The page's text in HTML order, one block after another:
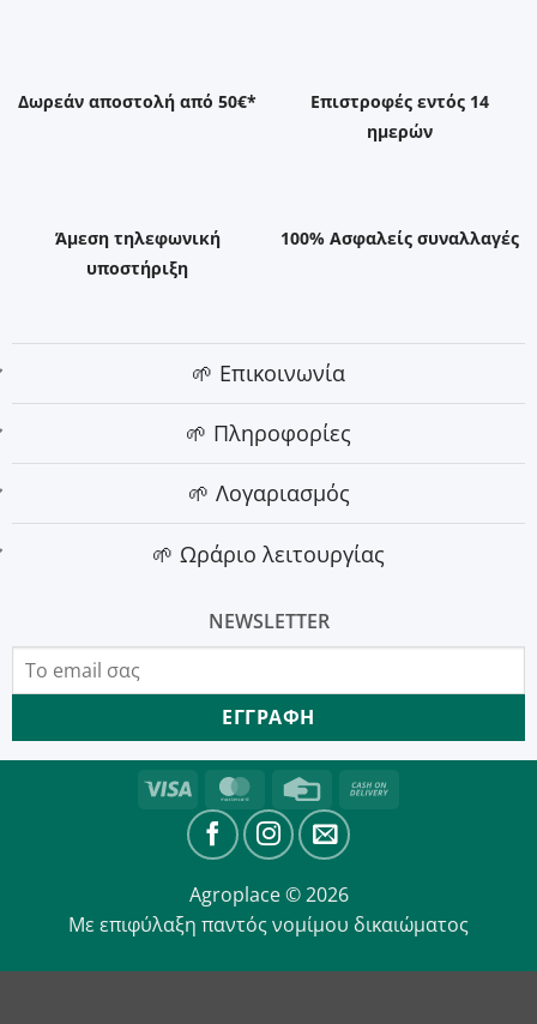
Δωρεάν αποστολή από 50€*
Επιστροφές εντός 14
ημερών
Άμεση τηλεφωνική
υποστήριξη
100% Ασφαλείς συναλλαγές
🌱 Επικοινωνία
🌱 Πληροφορίες
🌱 Λογαριασμός
🌱 Ωράριο λειτουργίας
NEWSLETTER
Agroplace © 2026
Με επιφύλαξη παντός νομίμου δικαιώματος
Visa MasterCard
Credit
Card